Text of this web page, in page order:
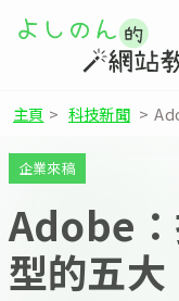
主頁 > 科技新聞 >
企業來稿
Adobe
型的五大